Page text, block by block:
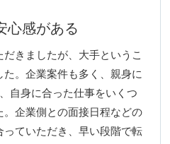
心感がある
きましたが、大手というこ
。企業案件も多く、親身に
自身に合った仕事をいくつ
。企業側との面接日程などの
ていただき、早い段階で転